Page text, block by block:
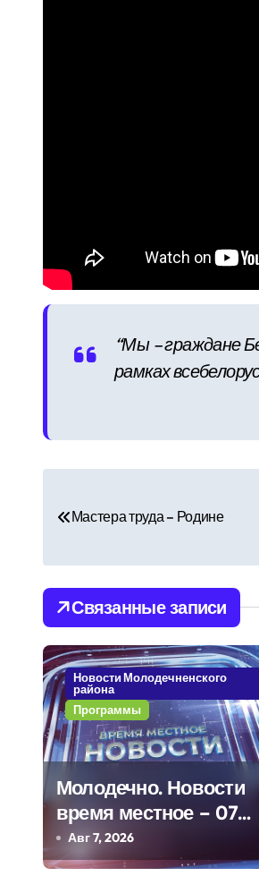
“Мы – граждане
рамках
в
и
г
а
ц
и
я
п
о
Мастера труда – Родине
Связанные записи
Новости Молодечненского
района
Программы
Молодечно. Новости
время местное – 07
08 20
Авг 7, 2026